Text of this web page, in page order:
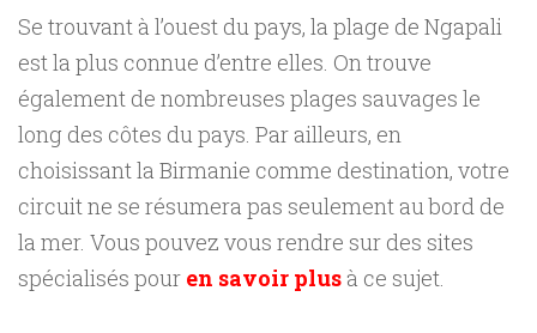
Se trouvant à l’ouest du pays, la plage de Ngapali
est la plus connue d’entre elles. On trouve
également de nombreuses plages sauvages le
long des côtes du pays. Par ailleurs, en
choisissant la Birmanie comme destination, votre
circuit ne se résumera pas seulement au bord de
la mer. Vous pouvez vous rendre sur des sites
spécialisés pour en savoir plus à ce sujet.